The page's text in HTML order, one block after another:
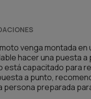
venga montada en
hacer una puesta a
está capacitado para
a punto,
persona preparada